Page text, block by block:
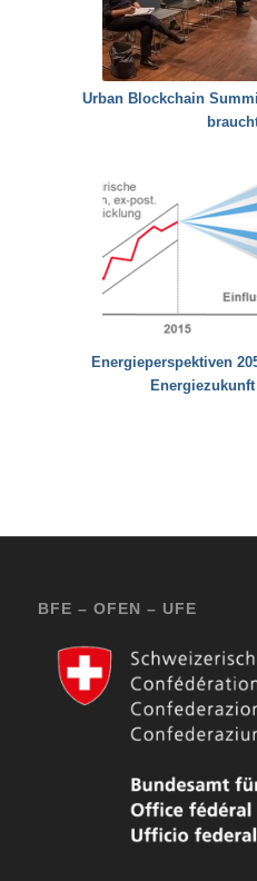
Urban Blockchain
Energieperspektiven
BFE – OFEN – UFE